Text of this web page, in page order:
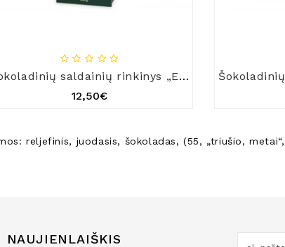
Šokoladinių saldainių rinkinys „Eglutė“
12,50€
reljefinis, juodasis, šokoladas,(55, „triušio,metai“,
NAUJIENLAIŠKIS